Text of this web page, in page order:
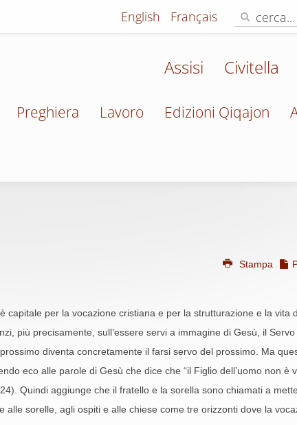
English Français
Assisi Civitella
Preghiera Lavoro Edizioni Qiqajon
Stampa
capitale per la vocazione cristiana e per la strutturazione e la vita
più precisamente, sull’essere servi a immagine di Gesù, il
diventa concretamente il farsi servo del prossimo. Ma
eco alle parole di Gesù che dice che “il Figlio dell’uomo non è
Quindi aggiunge che il fratello e la sorella sono chiamati a
sorelle, agli ospiti e alle chiese come tre orizzonti dove la